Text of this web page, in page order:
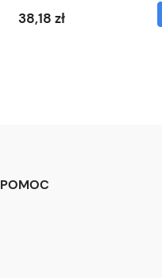
38,18 zł
POMOC